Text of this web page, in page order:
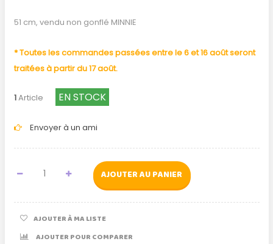
51 cm, vendu non gonflé MINNIE
* Toutes les commandes passées entre le 6 et 16 août seront
traitées à partir du 17 août.
1Article EN STOCK
Envoyer à un ami
AJOUTER AU PANIER
AJOUTER À MA LISTE
AJOUTER POUR COMPARER